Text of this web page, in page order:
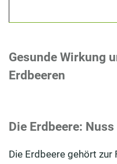
Gesunde Wirkung
Erdbeeren
Die Erdbeere:
Die Erdbeere gehört zur